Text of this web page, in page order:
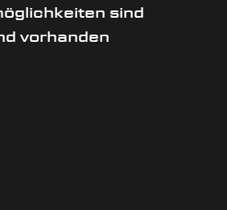
sind
vorhanden